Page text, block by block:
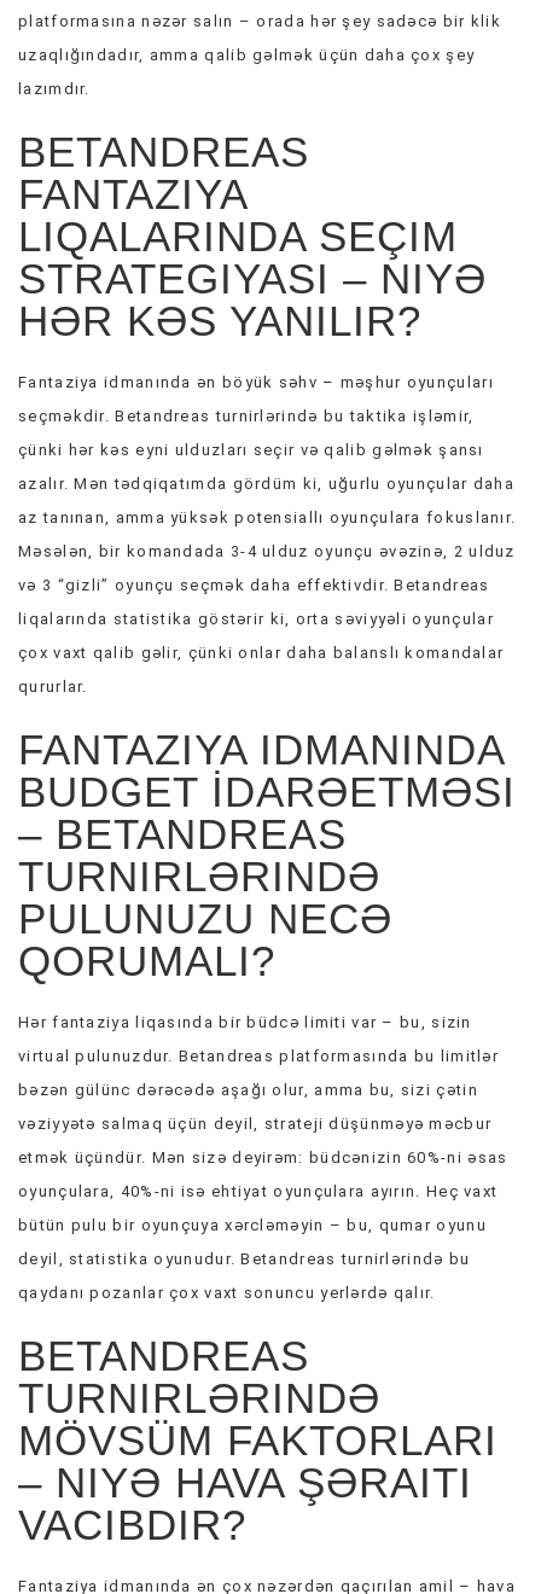
platformasına nəzər salın – orada hər şey sadəcə bir klik
uzaqlığındadır, amma qalib gəlmək üçün daha çox şey
lazımdır.
BETANDREAS
FANTAZIYA
LIQALARINDA SEÇIM
STRATEGIYASI – NIYƏ
HƏR KƏS YANILIR?
Fantaziya idmanında ən böyük səhv – məşhur oyunçuları
seçməkdir. Betandreas turnirlərində bu taktika işləmir,
çünki hər kəs eyni ulduzları seçir və qalib gəlmək şansı
azalır. Mən tədqiqatımda gördüm ki, uğurlu oyunçular daha
az tanınan, amma yüksək potensiallı oyunçulara fokuslanır.
Məsələn, bir komandada 3-4 ulduz oyunçu əvəzinə, 2 ulduz
və 3 “gizli” oyunçu seçmək daha effektivdir. Betandreas
liqalarında statistika göstərir ki, orta səviyyəli oyunçular
çox vaxt qalib gəlir, çünki onlar daha balanslı komandalar
qururlar.
FANTAZIYA IDMANINDA
BUDGET İDARƏETMƏSI
– BETANDREAS
TURNIRLƏRINDƏ
PULUNUZU NECƏ
QORUMALI?
Hər fantaziya liqasında bir büdcə limiti var – bu, sizin
virtual pulunuzdur. Betandreas platformasında bu limitlər
bəzən gülünc dərəcədə aşağı olur, amma bu, sizi çətin
vəziyyətə salmaq üçün deyil, strateji düşünməyə məcbur
etmək üçündür. Mən sizə deyirəm: büdcənizin 60%-ni əsas
oyunçulara, 40%-ni isə ehtiyat oyunçulara ayırın. Heç vaxt
bütün pulu bir oyunçuya xərcləməyin – bu, qumar oyunu
deyil, statistika oyunudur. Betandreas turnirlərində bu
qaydanı pozanlar çox vaxt sonuncu yerlərdə qalır.
BETANDREAS
TURNIRLƏRINDƏ
MÖVSÜM FAKTORLARI
– NIYƏ HAVA ŞƏRAITI
VACIBDIR?
Fantaziya idmanında ən çox nəzərdən qaçırılan amil – hava